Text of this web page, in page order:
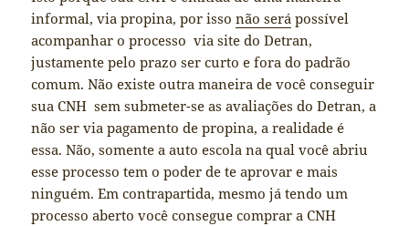
informal, via propina, por issonão será possível
acompanhar o processo via site do Detran,
justamente pelo prazo ser curto e fora do padrão
comum. Não existe outra maneira de você conseguir
sua CNH sem submeter-se as avaliações do Detran, a
não ser via pagamento de propina, a realidade é
essa. Não, somente a auto escola na qual você abriu
esse processo tem o poder de te aprovar e mais
ninguém. Em contrapartida, mesmo já tendo um
processo aberto você consegue comprar a CNH